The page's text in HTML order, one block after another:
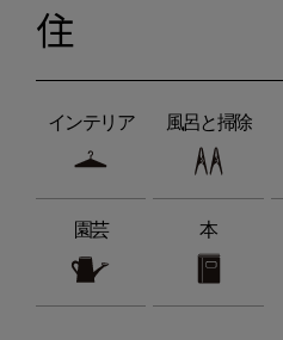
住
インテリア 風呂と掃除
園芸 本